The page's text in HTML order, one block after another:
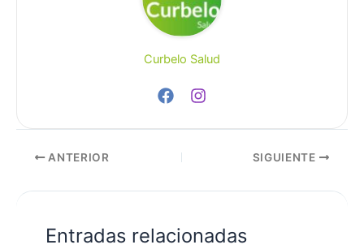
Curbelo Salud
ANTERIOR SIGUIENTE
Entradas relacionadas